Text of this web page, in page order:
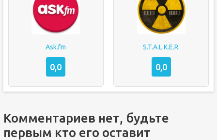
Ask.fm
0,0
S.T.A.L.K.E.R.
0,0
Комментариев нет, будьте
первым кто его оставит